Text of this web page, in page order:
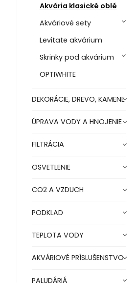
Akvária klasické oblé
Akváriové sety
Levitate akvárium
Skrinky pod akvárium
OPTIWHITE
DEKORÁCIE, DREVO, KAMENE
ÚPRAVA VODY A HNOJENIE
FILTRÁCIA
OSVETLENIE
CO2 A VZDUCH
PODKLAD
TEPLOTA VODY
AKVÁRIOVÉ PRÍSLUŠENSTVO
PALUDÁRIÁ